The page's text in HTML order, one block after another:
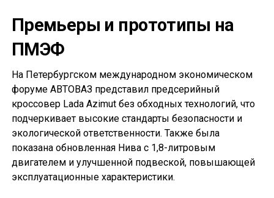
Премьеры и прототипы на
ПМЭФ
На Петербургском международном экономическом
форуме АВТОВАЗ представил предсерийный
кроссовер Lada Azimut без обходных технологий, что
подчеркивает высокие стандарты безопасности и
экологической ответственности. Также была
показана обновленная Нива с 1,8-литровым
двигателем и улучшенной подвеской, повышающей
эксплуатационные характеристики.